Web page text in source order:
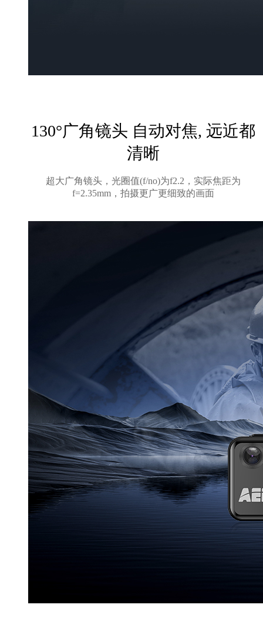
130°广角镜头 自动对焦, 远近都
清晰
超大广角镜头，光圈值(f/no)为f2.2，实际焦距为
f=2.35mm，拍摄更广更细致的画面